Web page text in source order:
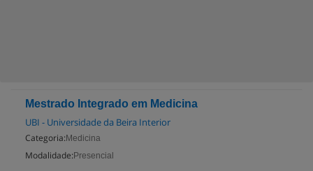
Mestrado Integrado em Medicina
UBI - Universidade da Beira Interior
Categoria: Medicina
Modalidade: Presencial